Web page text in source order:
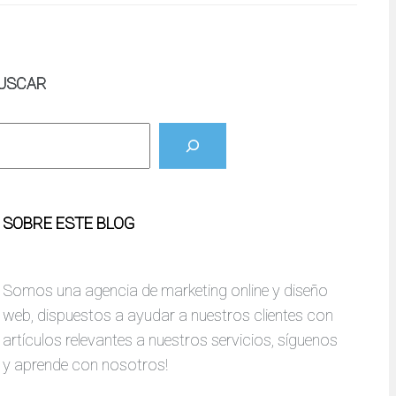
SOBRE ESTE BLOG
Somos una agencia de marketing online y diseño
web, dispuestos a ayudar a nuestros clientes con
artículos relevantes a nuestros servicios, síguenos
y aprende con nosotros!